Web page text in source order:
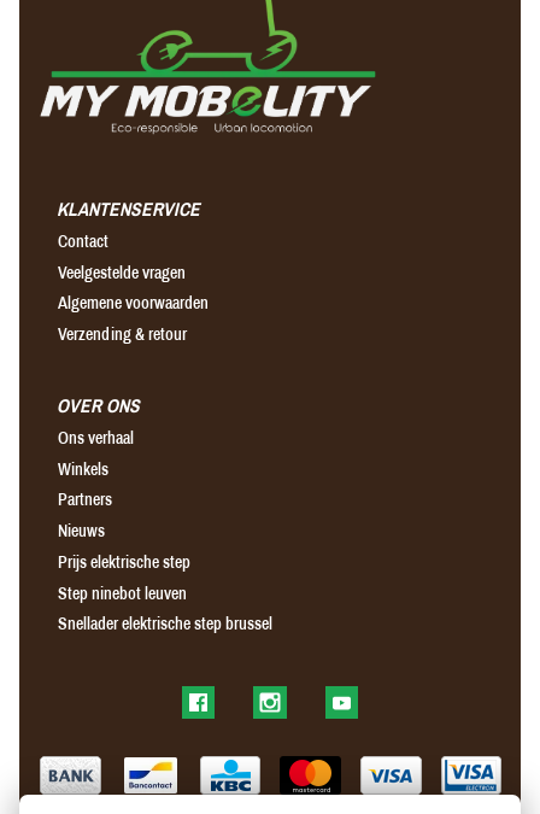
KLANTENSERVICE
Contact
Veelgestelde vragen
Algemene voorwaarden
Verzending & retour
OVER ONS
Ons verhaal
Winkels
Partners
Nieuws
Prijs elektrische step
Step ninebot leuven
Snellader elektrische step brussel
Find us on FacebookFind us on InstagramFind us on YouTube